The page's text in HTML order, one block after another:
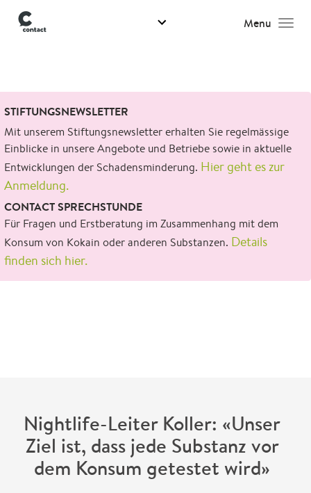
Menu
nach:
STIFTUNGSNEWSLETTER
Mit unserem Stiftungsnewsletter erhalten Sie regelmässige
Einblicke in unsere Angebote und Betriebe sowie in aktuelle
Entwicklungen der Schadensminderung. Hier geht es zur
Anmeldung.
CONTACT SPRECHSTUNDE
Für Fragen und Erstberatung im Zusammenhang mit dem
Konsum von Kokain oder anderen Substanzen. Details
finden sich hier.
Nightlife-Leiter Koller: «Unser
Ziel ist, dass jede Substanz vor
dem Konsum getestet wird»